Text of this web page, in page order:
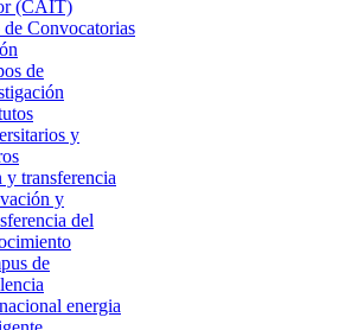
(CAIT)
Convocatorias
de
y
transferencia
y
del
de
energia